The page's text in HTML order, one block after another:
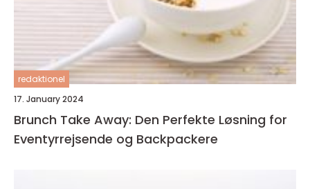
redaktionel
17. January 2024
Brunch Take Away: Den Perfekte Løsning for
Eventyrrejsende og Backpackere